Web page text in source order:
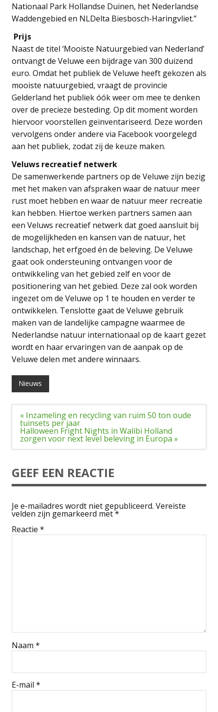
Nationaal Park Hollandse Duinen, het Nederlandse
Waddengebied en NLDelta Biesbosch-Haringvliet.”
Prijs
Naast de titel ‘Mooiste Natuurgebied van Nederland’
ontvangt de Veluwe een bijdrage van 300 duizend
euro. Omdat het publiek de Veluwe heeft gekozen als
mooiste natuurgebied, vraagt de provincie
Gelderland het publiek óók weer om mee te denken
over de precieze besteding. Op dit moment worden
hiervoor voorstellen geïnventariseerd. Deze worden
vervolgens onder andere via Facebook voorgelegd
aan het publiek, zodat zij de keuze maken.
Veluws recreatief netwerk
De samenwerkende partners op de Veluwe zijn bezig
met het maken van afspraken waar de natuur meer
rust moet hebben en waar de natuur meer recreatie
kan hebben. Hiertoe werken partners samen aan
een Veluws recreatief netwerk dat goed aansluit bij
de mogelijkheden en kansen van de natuur, het
landschap, het erfgoed én de beleving. De Veluwe
gaat ook ondersteuning ontvangen voor de
ontwikkeling van het gebied zelf en voor de
positionering van het gebied. Deze zal ook worden
ingezet om de Veluwe op 1 te houden en verder te
ontwikkelen. Tenslotte gaat de Veluwe gebruik
maken van de landelijke campagne waarmee de
Nederlandse natuur internationaal op de kaart gezet
wordt en haar ervaringen van de aanpak op de
Veluwe delen met andere winnaars.
Nieuws
Bericht
navigatie
« Inzameling en recycling van ruim 50 ton oude
tuinsets per jaar
Halloween Fright Nights in Walibi Holland
zorgen voor next level beleving in Europa »
GEEF EEN REACTIE
Je e-mailadres wordt niet gepubliceerd. Vereiste
velden zijn gemarkeerd met*
Reactie *
Naam *
E-mail *